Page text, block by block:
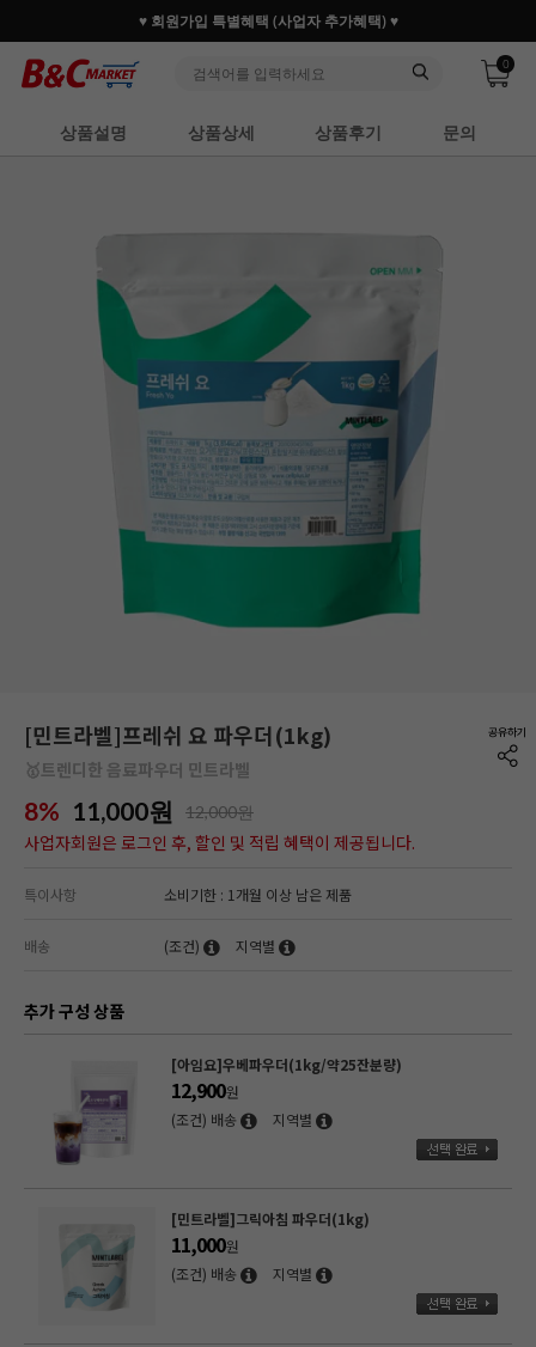
♥ 회원가입 특별혜택 (사업자 추가혜택) ♥
0
상품설명 상품상세 상품후기 문의
[민트라벨]프레쉬 요 파우더(1kg)
🥇트렌디한 음료파우더 민트라벨
8% 11,000원 12,000원
사업자회원은 로그인 후, 할인 및 적립 혜택이 제공됩니다.
특이사항 소비기한 : 1개월 이상 남은 제품
배송 (조건) 지역별
추가 구성 상품
[아임요]우베파우더(1kg/약25잔분량)
12,900원
(조건) 배송
지역별
[민트라벨]그릭아침 파우더(1kg)
11,000원
(조건) 배송
지역별